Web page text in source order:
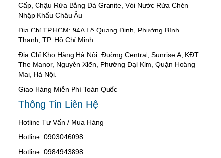
Cấp, Chậu Rửa Bằng Đá Granite, Vòi Nước Rửa Chén
Nhập Khẩu Châu Âu
Địa Chỉ TP.HCM: 94A Lê Quang Định, Phường Bình
Thạnh, TP. Hồ Chí Minh
Địa Chỉ Kho Hàng Hà Nội: Đường Central, Sunrise A, KĐT
The Manor, Nguyễn Xiển, Phường Đại Kim, Quận Hoàng
Mai, Hà Nội.
Giao Hàng Miễn Phí Toàn Quốc
Thông Tin Liên Hệ
Hotline Tư Vấn / Mua Hàng
Hotline: 0903046098
Hotline: 0984943898